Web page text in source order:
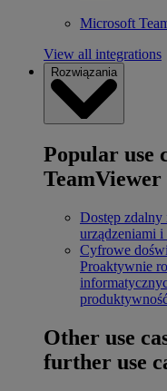
Microsoft
View all integrations
Rozwiązania
Popular use
TeamViewer
Dostęp zdalny
urządzeniami
Cyfrowe
Proaktywnie
Other use
further use